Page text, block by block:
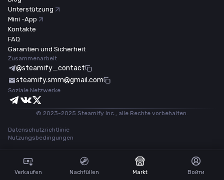
Unterstützung
Mini -App
Kontakte
FAQ
Garantien und Sicherheit
Zusammenarbeit
@steamify_contact
steamify.smm@gmail.com
Soziale Netzwerke
© 2023-2025 Steamify Inc., alle Rechte vorbehalten.
Datenschutzrichtlinie
Nutzungsbedingungen
Verkaufen Nachfüllen Markt Войти